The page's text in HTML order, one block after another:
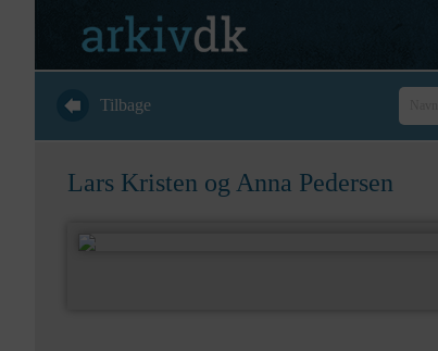
Tilbage
Lars Kristen og Anna Pedersen